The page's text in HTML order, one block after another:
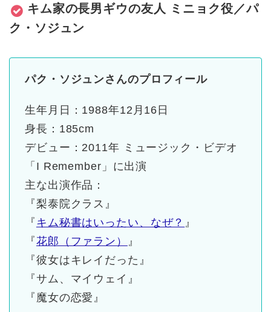
キム家の長男ギウの友人 ミニョク役／パ
ク・ソジュン
パク・ソジュンさんのプロフィール
生年月日：1988年12月16日
身長：185cm
デビュー：2011年 ミュージック・ビデオ
「I Remember」に出演
主な出演作品：
『梨泰院クラス』
『 キム秘書はいったい、なぜ？ 』
『花郎（ファラン）
』
『彼女はキレイだった』
『サム、マイウェイ』
『魔女の恋愛』